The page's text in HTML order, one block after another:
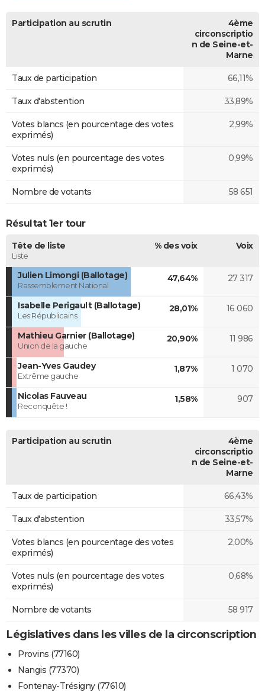
Participation au scrutin
4ème
circonscriptio
n de Seine-et-
Marne
Taux de participation 66,11%
Taux d'abstention 33,89%
Votes blancs (en pourcentage des votes
exprimés)
2,99%
Votes nuls (en pourcentage des votes
exprimés)
0,99%
Nombre de votants 58 651
Résultat 1er tour
Tête de liste
Liste
% des voix Voix
Julien Limongi (Ballotage)
Rassemblement National
47,64% 27 317
Isabelle Perigault (Ballotage)
Les Républicains
28,01% 16 060
Mathieu Garnier (Ballotage)
Union de la gauche
20,90% 11 986
Jean-Yves Gaudey
Extrême gauche
1,87% 1 070
Nicolas Fauveau
Reconquête !
1,58% 907
Participation au scrutin
4ème
circonscriptio
n de Seine-et-
Marne
Taux de participation 66,43%
Taux d'abstention 33,57%
Votes blancs (en pourcentage des votes
exprimés)
2,00%
Votes nuls (en pourcentage des votes
exprimés)
0,68%
Nombre de votants 58 917
Législatives dans les villes de la circonscription
Provins (77160)
Nangis (77370)
Fontenay-Trésigny (77610)